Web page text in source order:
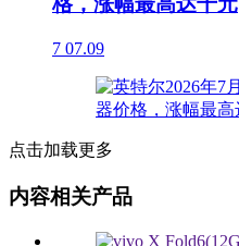
7 07.09
点击加载更多
内容相关产品